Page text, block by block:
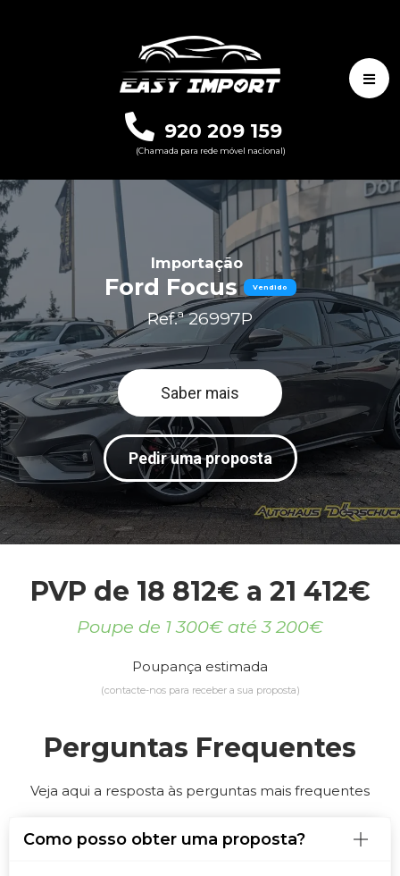
920 209 159
(Chamada para rede móvel nacional)
Importação
Ford Focus Vendido
Ref.ª 26997P
Saber mais
Pedir uma proposta
PVP de 18 812€ a 21 412€
Poupe de 1 300€ até 3 200€
Poupança estimada
(contacte-nos para receber a sua proposta)
Perguntas Frequentes
Veja aqui a resposta às perguntas mais frequentes
Como posso obter uma proposta?